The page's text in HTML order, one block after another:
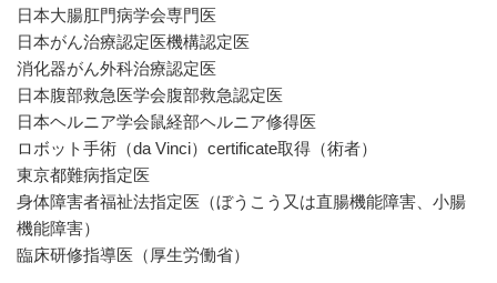
日本大腸肛門病学会専門医
日本がん治療認定医機構認定医
消化器がん外科治療認定医
日本腹部救急医学会腹部救急認定医
日本ヘルニア学会鼠経部ヘルニア修得医
ロボット手術（da Vinci）certificate取得（術者）
東京都難病指定医
身体障害者福祉法指定医（ぼうこう又は直腸機能障害、小腸
機能障害）
臨床研修指導医（厚生労働省）